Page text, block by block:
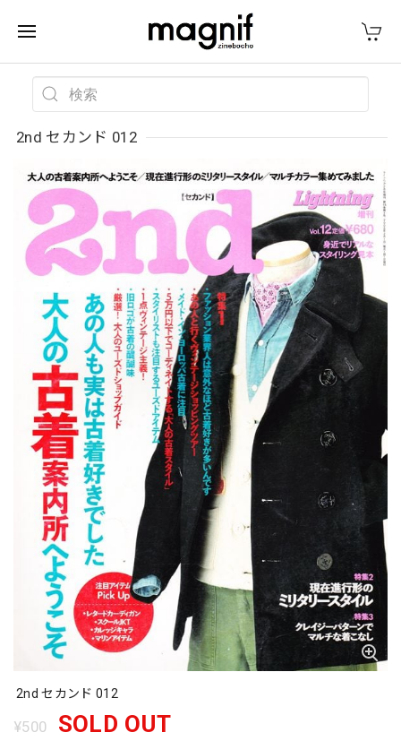
2nd セカンド 012
2nd セカンド 012
¥500 SOLD OUT